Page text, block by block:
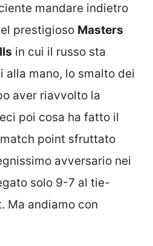
mandare indietro
prestigioso Masters
in cui il russo sta
alla mano, lo smalto dei
aver riavvolto la
poi cosa ha fatto il
point sfruttato
avversario nei
solo 9-7 al tie-
Ma andiamo con